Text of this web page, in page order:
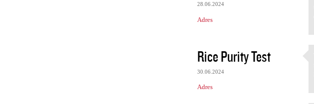
28.06.2024
Adres
Rice Purity Test
30.06.2024
Adres